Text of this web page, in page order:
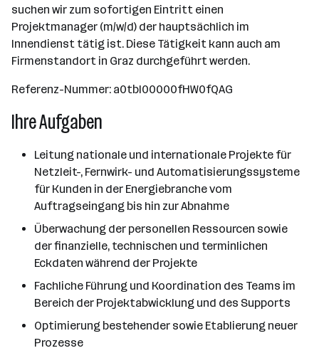
suchen wir zum sofortigen Eintritt einen
Projektmanager (m/w/d) der hauptsächlich im
Innendienst tätig ist. Diese Tätigkeit kann auch am
Firmenstandort in Graz durchgeführt werden.
Referenz-Nummer: a0tbI00000fHW0fQAG
Ihre Aufgaben
Leitung nationale und internationale Projekte für
Netzleit-, Fernwirk- und Automatisierungssysteme
für Kunden in der Energiebranche vom
Auftragseingang bis hin zur Abnahme
Überwachung der personellen Ressourcen sowie
der finanzielle, technischen und terminlichen
Eckdaten während der Projekte
Fachliche Führung und Koordination des Teams im
Bereich der Projektabwicklung und des Supports
Optimierung bestehender sowie Etablierung neuer
Prozesse